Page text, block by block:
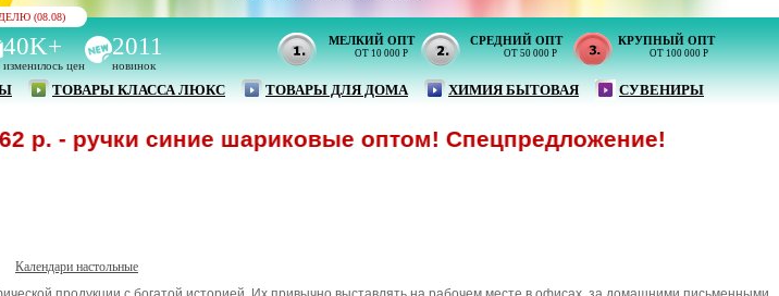
(08.08)
40K+
изменилось цен
2011
новинок
МЕЛКИЙ ОПТ
ОТ 10 000 Р
СРЕДНИЙ ОПТ
ОТ 50 000 Р
КРУПНЫЙ ОПТ
ОТ 100 000 Р
ТОВАРЫ КЛАССА ЛЮКС ТОВАРЫ ДЛЯ ДОМА ХИМИЯ БЫТОВАЯ СУВЕНИРЫ
- ручки синие шариковые оптом! Спецпредложение!
Календари настольные